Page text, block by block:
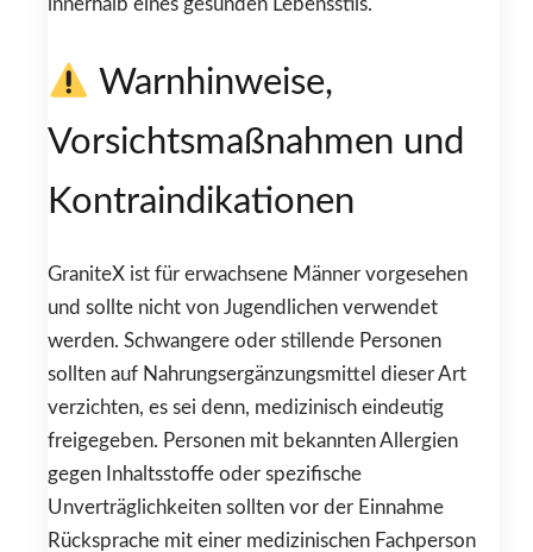
innerhalb eines gesunden Lebensstils.
Warnhinweise,
Vorsichtsmaßnahmen und
Kontraindikationen
GraniteX ist für erwachsene Männer vorgesehen
und sollte nicht von Jugendlichen verwendet
werden. Schwangere oder stillende Personen
sollten auf Nahrungsergänzungsmittel dieser Art
verzichten, es sei denn, medizinisch eindeutig
freigegeben. Personen mit bekannten Allergien
gegen Inhaltsstoffe oder spezifische
Unverträglichkeiten sollten vor der Einnahme
Rücksprache mit einer medizinischen Fachperson